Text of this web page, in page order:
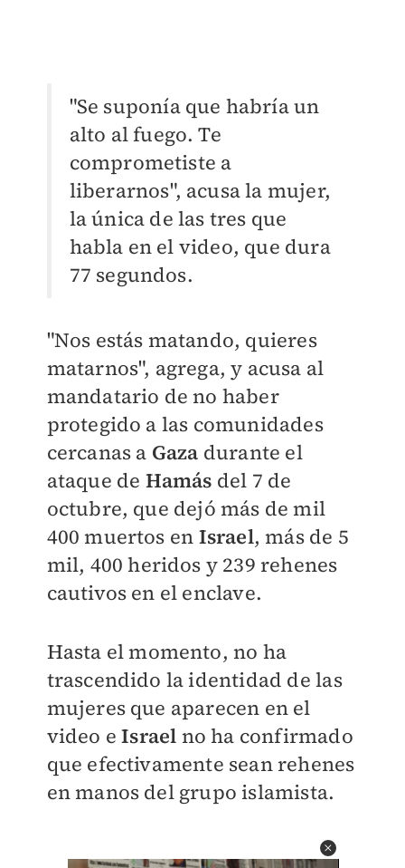
"Se suponía que habría un
alto al fuego. Te
comprometiste a
liberarnos", acusa la mujer,
la única de las tres que
habla en el video, que dura
77 segundos.
"Nos estás matando, quieres
matarnos", agrega, y acusa al
mandatario de no haber
protegido a las comunidades
cercanas a Gaza durante el
ataque de Hamás del 7 de
octubre, que dejó más de mil
400 muertos en Israel, más de 5
mil, 400 heridos y 239 rehenes
cautivos en el enclave.
Hasta el momento, no ha
trascendido la identidad de las
mujeres que aparecen en el
video eIsrael no ha confirmado
que efectivamente sean rehenes
en manos del grupo islamista.